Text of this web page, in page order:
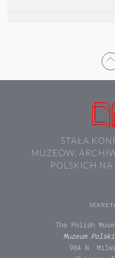
STAŁA
MUZEÓW,
POLSKICH
The Polish
Muzeum
984 N.